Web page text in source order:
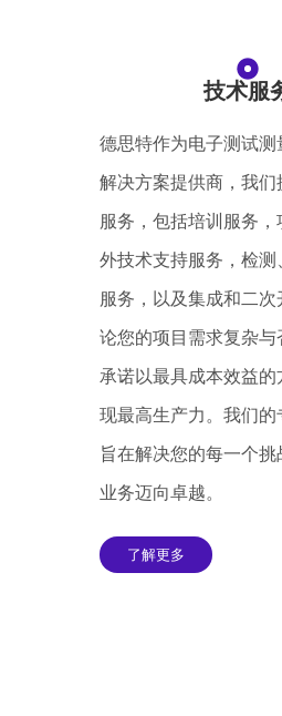
技术服
德思特作为电子测试
解决方案提供商，我
服务，包括培训服务
外技术支持服务，检
服务，以及集成和二
论您的项目需求复杂
承诺以最具成本效益
现最高生产力。我们
旨在解决您的每一个
业务迈向卓越。
了解更多